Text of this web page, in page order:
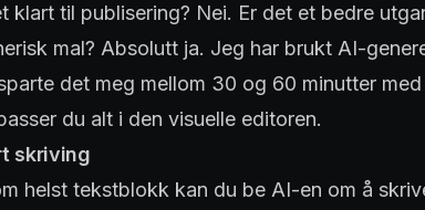
klart til publisering? Nei. Er det et bedre
mal? Absolutt ja. Jeg har brukt AI-
det meg mellom 30 og 60 minutter
du alt i den visuelle editoren.
skriving
helst tekstblokk kan du be AI-en om å